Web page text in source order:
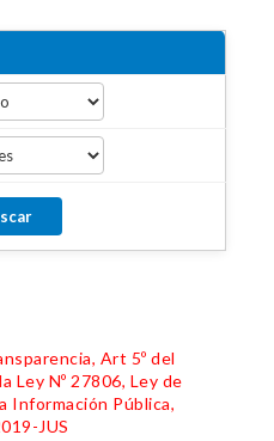
Art 5º del
Ley Nº 27806, Ley de
Información Pública,
JUS